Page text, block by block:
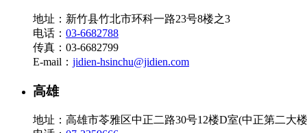
地址：新竹县竹北市环科一路23号8楼之3
电话： 03-6682788
传真：03-6682799
E-mail： jidien-hsinchu@jidien.com
高雄
地址：高雄市苓雅区中正二路30号12楼D室(中正第二大